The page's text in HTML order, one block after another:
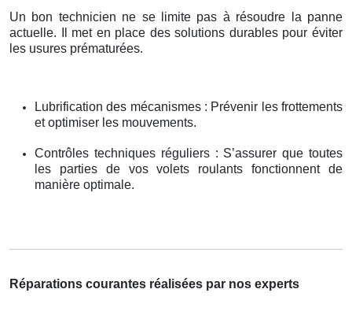
Un bon technicien ne se limite pas à résoudre la panne
actuelle. Il met en place des solutions durables pour éviter
les usures prématurées.
Lubrification des mécanismes : Prévenir les frottements
et optimiser les mouvements.
Contrôles techniques réguliers : S’assurer que toutes
les parties de vos volets roulants fonctionnent de
manière optimale.
Réparations courantes réalisées par nos experts